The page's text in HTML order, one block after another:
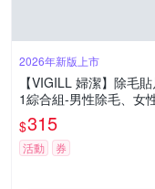
2026年新版上市
【VIGILL 婦潔】除毛
1綜合組-男性除毛、女
除毛貼
$315
活動 券